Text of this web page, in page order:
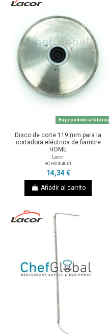
Bajo pedido a fábrica
Disco de corte 119 mm para la
cortadora eléctrica de fiambre
HOME
Lacor
RCH0004061
14,34 €
Añadir al carrito